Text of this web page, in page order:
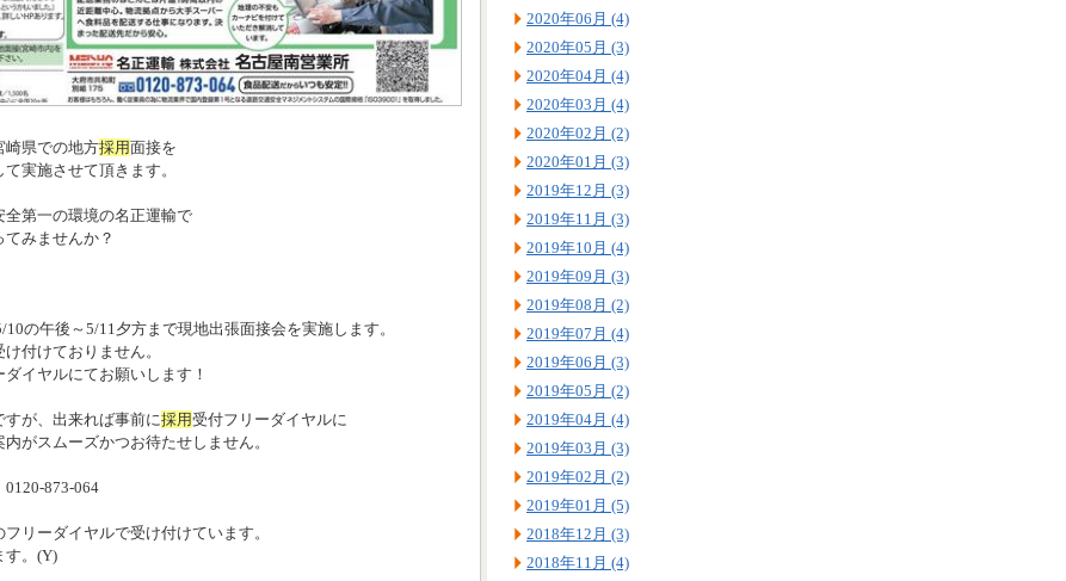
崎県での地方採用面接を
実施させて頂きます。
第一の環境の名正運輸で
みませんか？
の午後～5/11夕方まで現地出張面接会を実施します。
付けておりません。
イヤルにてお願いします！
が、出来れば事前に採用受付フリーダイヤルに
がスムーズかつお待たせしません。
873-064
リーダイヤルで受け付けています。
す。(Y)
2020年06月 (4)
2020年05月 (3)
2020年04月 (4)
2020年03月 (4)
2020年02月 (2)
2020年01月 (3)
2019年12月 (3)
2019年11月 (3)
2019年10月 (4)
2019年09月 (3)
2019年08月 (2)
2019年07月 (4)
2019年06月 (3)
2019年05月 (2)
2019年04月 (4)
2019年03月 (3)
2019年02月 (2)
2019年01月 (5)
2018年12月 (3)
2018年11月 (4)